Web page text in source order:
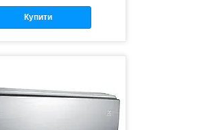
Купити